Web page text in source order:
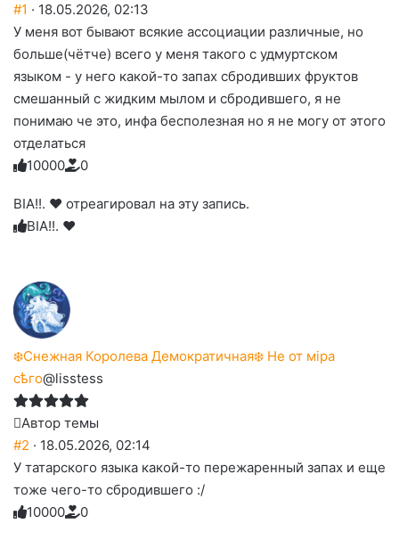
#1 · 18.05.2026, 02:13
У меня вот бывают всякие ассоциации различные, но
больше(чётче) всего у меня такого с удмуртском
языком - у него какой-то запах сбродивших фруктов
смешанный с жидким мылом и сбродившего, я не
понимаю че это, инфа бесполезная но я не могу от этого
отделаться
Голосуйте
вверх.
1
Нажмите
реакцию:
улыбаюсь
0
Нажмите
реакцию:
смеюсь
до
0
Нажмите
реакцию:
печаль
0
Нажмите
реакцию:
плачу
0
Нажмите
благодарю
0
BIA!!. ❤︎ отреагировал на эту запись.
BIA!!. ❤︎
❄️Снежная Королева Демократичная❄️ Не от мiра
сѣго@lisstess
Автор темы
#2 · 18.05.2026, 02:14
У татарского языка какой-то пережаренный запах и еще
тоже чего-то сбродившего :/
Голосуйте
1
Нажмите
0
Нажмите
0
Нажмите
0
Нажмите
0
Нажмите
0